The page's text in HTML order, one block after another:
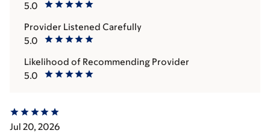
5.0
5.0
Provider Listened Carefully
5.0
Likelihood of Recommending Provider
Jul 20, 2026